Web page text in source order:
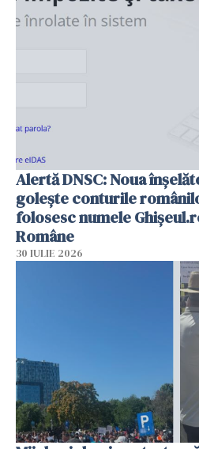
Alertă DNSC: Noua
golește conturile
folosesc numele
Române
30 IULIE 2026